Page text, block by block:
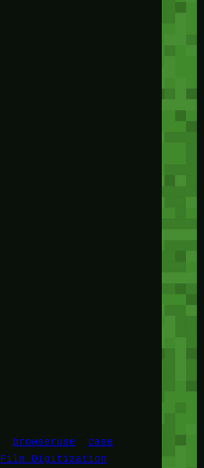
browseruse
case
Film Digitization